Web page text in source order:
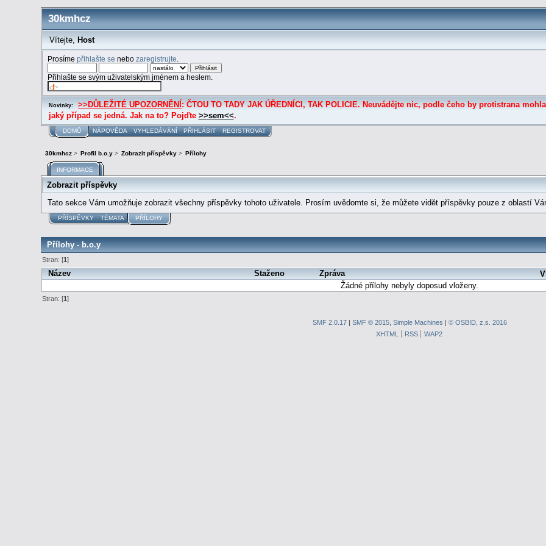
30kmhcz
Vítejte, Host
Prosímepřihlašte se nebozaregistrujte
Přihlašte se svým uživatelským jménem a heslem.
Novinky: >>DŮLEŽITÉ UPOZORNĚNÍ : ČTOU TO TADY JAK ÚŘEDNÍCI, TAK POLICIE. Neuvádějte nic, podle čeho by protistrana
jaký případ se jedná. Jak na to? Pojďte >>sem<<.
DOMŮ NÁPOVĚDA VYHLEDÁVÁNÍ PŘIHLÁSIT REGISTROVAT
30kmhcz> Profil b.o.y> Zobrazit příspěvky> Přílohy
INFORMACE
Zobrazit příspěvky
Tato sekce Vám umožňuje zobrazit všechny příspěvky tohoto uživatele. Prosím uvědomte si, že můžete vidět příspěvky pouze z oblastí
PŘÍSPĚVKY TÉMATA PŘÍLOHY
Přílohy - b.o.y
Stran: [1]
Název Staženo Zpráva
Žádné přílohy nebyly doposud vloženy.
Stran: [1]
SMF 2.0.17| SMF © 2015, Simple Machines | © OSBID, z.s. 2016
XHTML
RSS WAP2